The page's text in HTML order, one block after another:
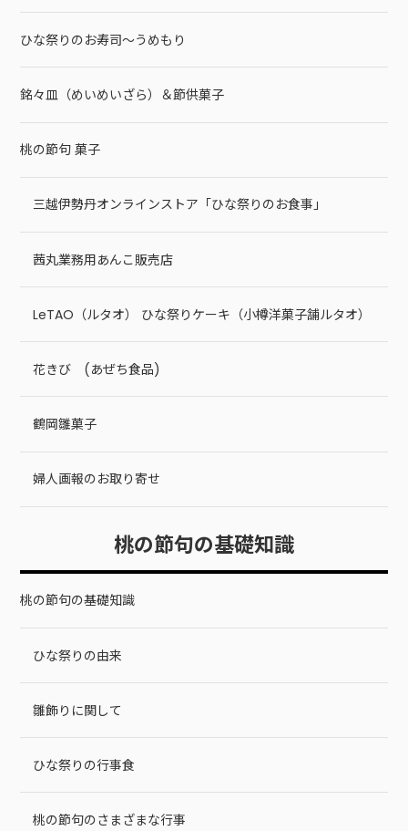
ひな祭りのお寿司～うめもり
銘々皿（めいめいざら）＆節供菓子
桃の節句 菓子
三越伊勢丹オンラインストア「ひな祭りのお食事」
茜丸業務用あんこ販売店
LeTAO（ルタオ） ひな祭りケーキ（小樽洋菓子舗ルタオ）
花きび (あぜち食品)
鶴岡雛菓子
婦人画報のお取り寄せ
桃の節句の基礎知識
桃の節句の基礎知識
ひな祭りの由来
雛飾りに関して
ひな祭りの行事食
桃の節句のさまざまな行事